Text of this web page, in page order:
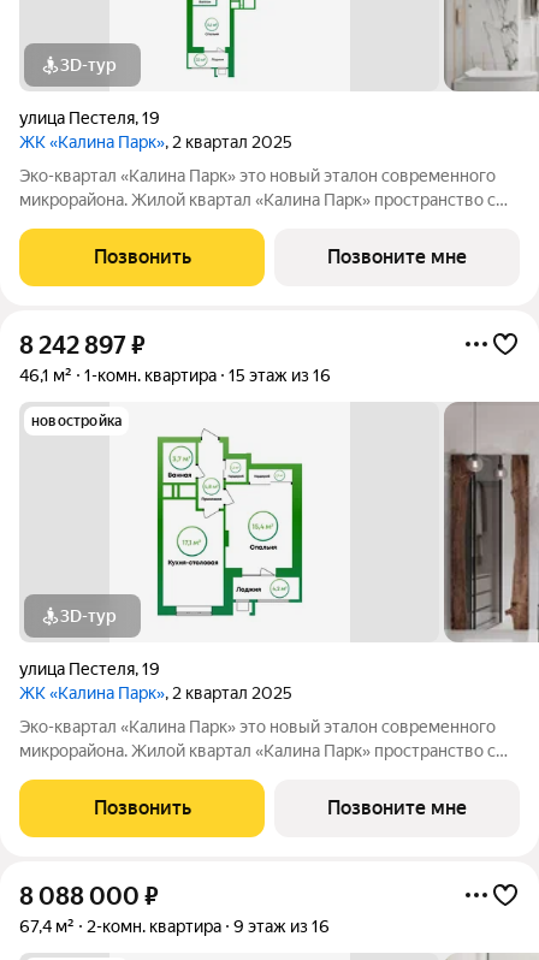
3D-тур
улица Пестеля,19
ЖК «Калина Парк», 2 квартал 2025
Эко-квартал «Калина Парк» это новый эталон современного
микрорайона. Жилой квартал «Калина Парк» пространство с
эргономичными планировками квартир, безопасными дворами
и развитой, продуманной
Позвонить Позвоните мне
8 242 897₽
46,1 м² 1-комн. квартира 15 этаж из 16
новостройка
3D-тур
улица Пестеля,19
ЖК «Калина Парк», 2 квартал 2025
Эко-квартал «Калина Парк» это новый эталон современного
микрорайона. Жилой квартал «Калина Парк» пространство с
эргономичными планировками квартир, безопасными дворами
и развитой, продуманной
Позвонить Позвоните мне
8 088 000 ₽
67,4 м² 2-комн. квартира 9 этаж из 16